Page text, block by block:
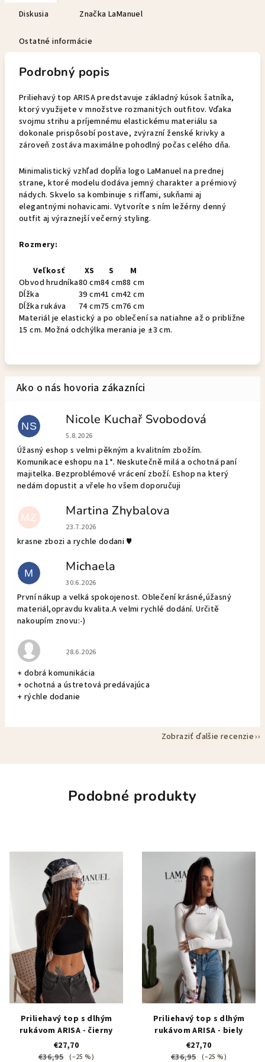
Diskusia Značka LaManuel
Ostatné informácie
Podrobný popis
Priliehavý top ARISA predstavuje základný kúsok šatníka,
ktorý využijete v množstve rozmanitých outfitov. Vďaka
svojmu strihu a príjemnému elastickému materiálu sa
dokonale prispôsobí postave, zvýrazní ženské krivky a
zároveň zostáva maximálne pohodlný počas celého dňa.
Minimalistický vzhľad dopĺňa logo LaManuel na prednej
strane, ktoré modelu dodáva jemný charakter a prémiový
nádych. Skvelo sa kombinuje s rifľami, sukňami aj
elegantnými nohavicami. Vytvoríte s ním ležérny denný
outfit aj výraznejší večerný styling.
Rozmery:
Veľkosť XS S
M
Obvod hrudníka80 cm84 cm88 cm
Dĺžka
39 cm41 cm42 cm
Dĺžka rukáva
74 cm75 cm76 cm
Materiál je elastický a po oblečení sa natiahne až o približne
15 cm. Možná odchýlka merania je ±3 cm.
NS Nicole Kuchař Svobodová
Hodnotenie obchodu je 5 z 5 hviezdičiek.
5.8.2026
Úžasný eshop s velmi pěkným a kvalitním zbožím.
Komunikace eshopu na 1*. Neskutečně milá a ochotná paní
majitelka. Bezproblémové vrácení zboží. Eshop na který
nedám dopustit a vřele ho všem doporučuji
MZ Martina Zhybalova
Hodnotenie obchodu je 5 z 5 hviezdičiek.
23.7.2026
krasne zbozi a rychle dodani ♥️
M Michaela
Hodnotenie obchodu je 5 z 5 hviezdičiek.
30.6.2026
První nákup a velká spokojenost. Oblečení krásné,úžasný
materiál,opravdu kvalita.A velmi rychlé dodání. Určitě
nakoupím znovu:-)
Hodnotenie obchodu je 5 z 5 hviezdičiek.
28.6.2026
+ dobrá komunikácia
+ ochotná a ústretová predávajúca
+ rýchle dodanie
Zobraziť ďalšie recenzie
Podobné produkty
Priliehavý top s dlhým
rukávom ARISA - čierny
€27,70
€36,95 (–25 %)
Priliehavý top s dlhým
rukávom ARISA - biely
€27,70
€36,95 (–25 %)